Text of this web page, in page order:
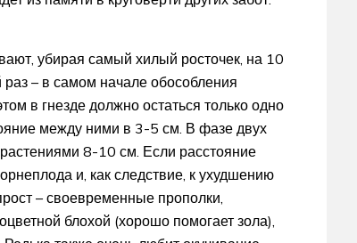
убирая самый хилый росточек, на 10
– в самом начале обособления
в гнезде должно остаться только одно
между ними в 3-5 см. В фазе двух
8-10 см. Если расстояние
и, как следствие, к ухудшению
– своевременные прополки,
блохой (хорошо помогает зола),